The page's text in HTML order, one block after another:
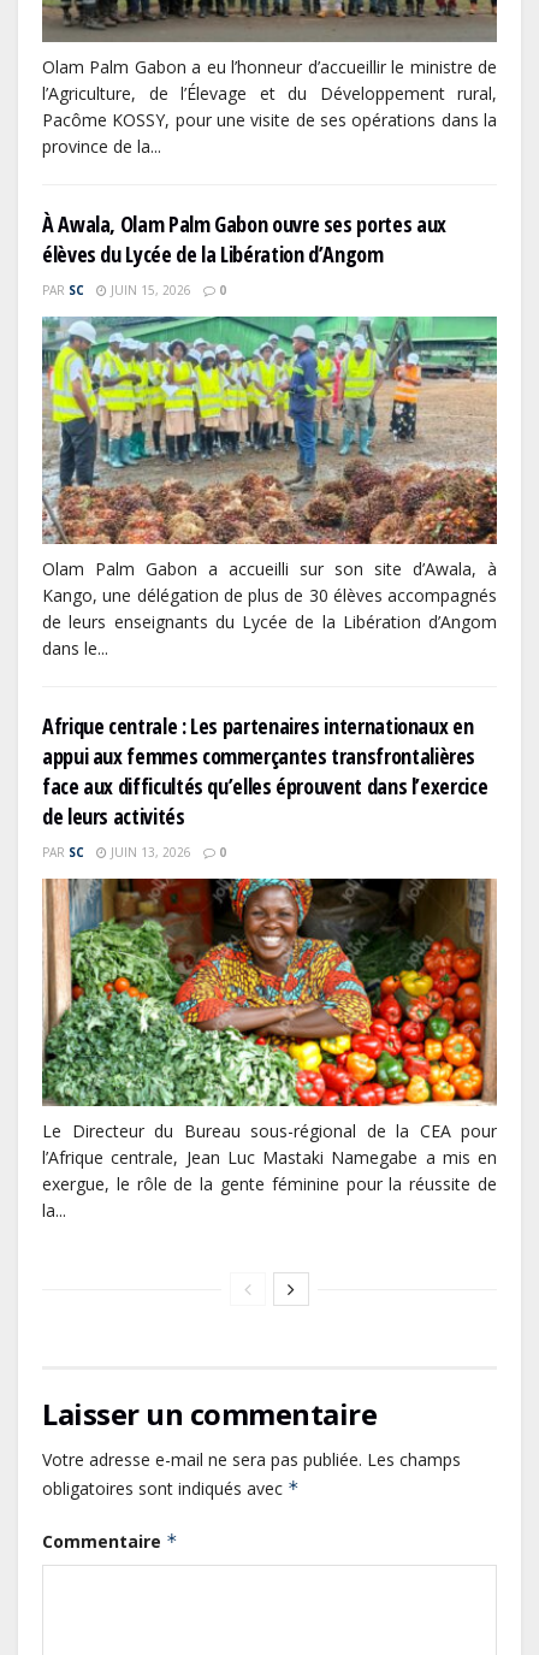
Olam Palm Gabon a eu l’honneur d’accueillir le ministre de
l’Agriculture, de l’Élevage et du Développement rural,
Pacôme KOSSY, pour une visite de ses opérations dans la
province de la...
À Awala, Olam Palm Gabon ouvre ses portes aux
élèves du Lycée de la Libération d’Angom
PAR SC JUIN 15, 2026 0
Olam Palm Gabon a accueilli sur son site d’Awala, à
Kango, une délégation de plus de 30 élèves accompagnés
de leurs enseignants du Lycée de la Libération d’Angom
dans le...
Afrique centrale : Les partenaires internationaux en
appui aux femmes commerçantes transfrontalières
face aux difficultés qu’elles éprouvent dans l’exercice
de leurs activités
PAR SC JUIN 13, 2026 0
Le Directeur du Bureau sous-régional de la CEA pour
l’Afrique centrale, Jean Luc Mastaki Namegabe a mis en
exergue, le rôle de la gente féminine pour la réussite de
la...
Laisser un commentaire
Votre adresse e-mail ne sera pas publiée. Les champs
obligatoires sont indiqués avec *
Commentaire *